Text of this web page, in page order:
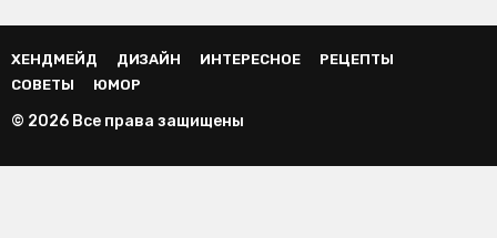
ХЕНДМЕЙД ДИЗАЙН ИНТЕРЕСНОЕ
РЕЦЕПТЫ
СОВЕТЫ
ЮМОР
© 2026 Все права защищены